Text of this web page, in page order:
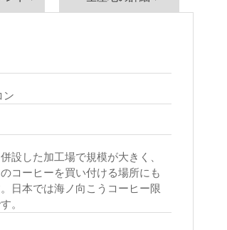
ン
設した加工場で規模が大きく、
コーヒーを買い付ける場所にも
日本では海ノ向こうコーヒー限
。